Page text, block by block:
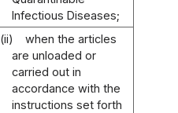
Infectious Diseases;
(ii)
when the articles
are unloaded or
carried out in
accordance with the
instructions set forth